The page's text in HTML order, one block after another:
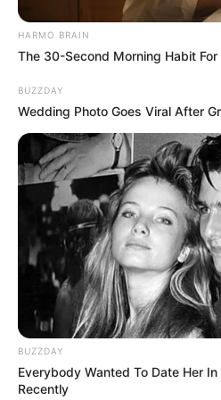
La prochaine
d’Astridjouée par
fois, pas de cours
elle aurait été
SoizicetBruno
va gagner ?Soizica
que
Pearln’existe
ce duo après ce
Vont-ils finir en
Un épisode fort
principale et deLou
ses conséquences.
secondaires comme
pour le moment,
avec
HARMO BRAIN
The 30-Second Morning Habit For
BUZZDAY
Wedding Photo Goes Viral After
BUZZDAY
Everybody Wanted To Date Her
Recently